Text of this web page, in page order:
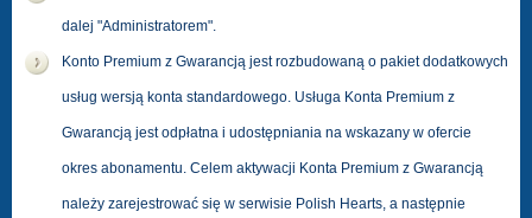
dalej "Administratorem".
Konto Premium z Gwarancją jest rozbudowaną o pakiet dodatkowych
usług wersją konta standardowego. Usługa Konta Premium z
Gwarancją jest odpłatna i udostępniania na wskazany w ofercie
okres abonamentu. Celem aktywacji Konta Premium z Gwarancją
należy zarejestrować się w serwisie Polish Hearts, a następnie